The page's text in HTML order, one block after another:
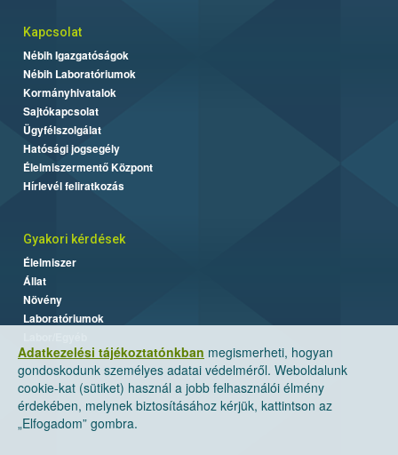
Adatkezelési tájékoztatónkban megismerheti, hogyan
gondoskodunk személyes adatai védelméről. Weboldalunk
cookie-kat (sütiket) használ a jobb felhasználói élmény
érdekében, melynek biztosításához kérjük, kattintson az
„Elfogadom” gombra.
Kapcsolat
Nébih Igazgatóságok
Nébih Laboratóriumok
Kormányhivatalok
Sajtókapcsolat
Ügyfélszolgálat
Hatósági jogsegély
Élelmiszermentő Központ
Hírlevél feliratkozás
Gyakori kérdések
Élelmiszer
Állat
Növény
Laboratóriumok